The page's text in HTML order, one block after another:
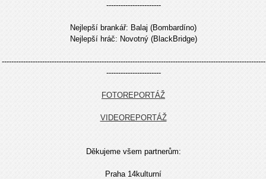
-----------------------
Nejlepší brankář: Balaj (Bombardíno)
Nejlepší hráč: Novotný (BlackBridge)
---------------------------------------------------------------------------------------------------------------
-----------------------
FOTOREPORTÁŽ
VIDEOREPORTÁŽ
Děkujeme všem partnerům:
Praha 14kulturní